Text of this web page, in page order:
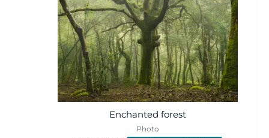
Enchanted forest
Photo